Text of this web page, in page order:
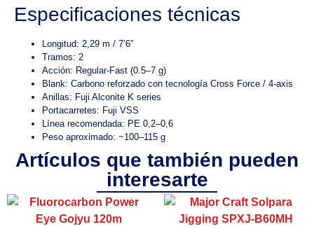
Especificaciones técnicas
Longitud: 2,29 m / 7’6″
Tramos: 2
Acción: Regular-Fast (0.5–7 g)
Blank: Carbono reforzado con tecnología Cross Force / 4-axis
Anillas: Fuji Alconite K series
Portacarretes: Fuji VSS
Línea recomendada: PE 0,2–0,6
Peso aproximado: ~100–115 g
Artículos que también pueden
interesarte